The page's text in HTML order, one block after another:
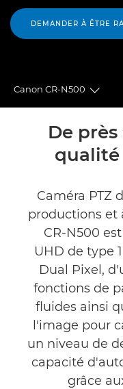
DEMANDER À ÊTRE
Canon CR-N500
Caractéristiques
Commentaires
Assistance
De
Caméra PTZ
productions et
CR-N500
UHD de type
Dual Pixel,
fonctions de
fluides ainsi
l'image pour
un niveau de
capacité
grâce